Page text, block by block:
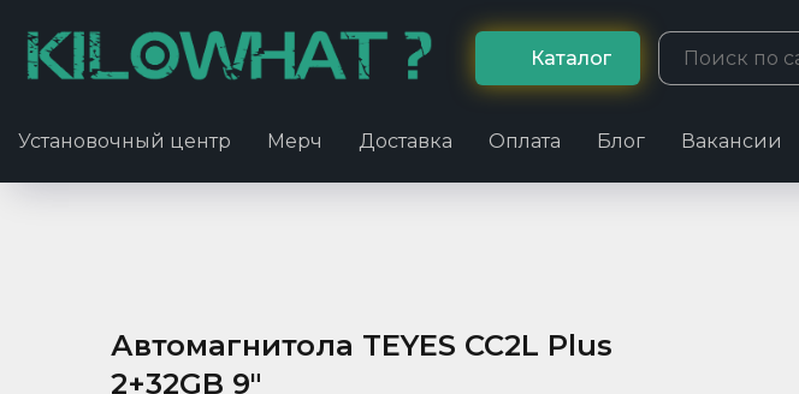
Каталог
Установочный центр Мерч Доставка Оплата Блог Вакансии
Автомагнитола TEYES CC2L Plus
2+32GB 9"